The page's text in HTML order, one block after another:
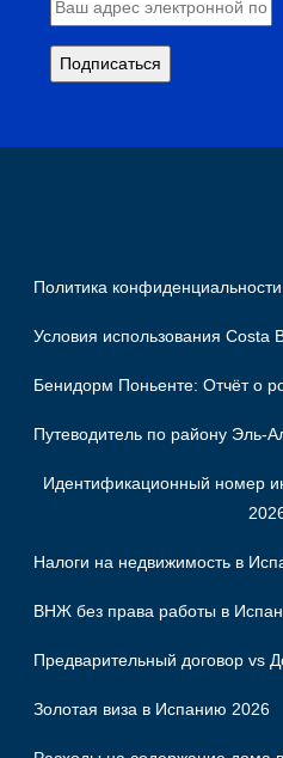
Политика
Условия использования Costa
Бенидорм Поньенте: Отчёт о
Путеводитель по району Эль-
Идентификационный номер
Налоги на недвижимость в
ВНЖ без права работы в
Предварительный договор vs
Золотая виза в Испанию 2026